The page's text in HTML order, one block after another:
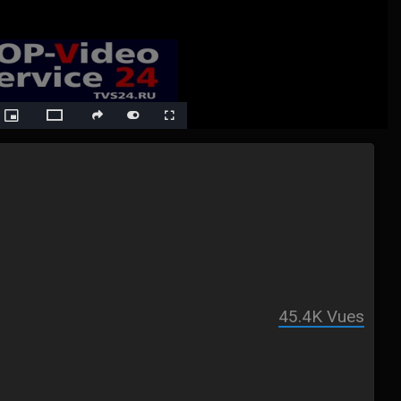
Picture-
in-
Switch
to
Fullscreen
45.4KVues